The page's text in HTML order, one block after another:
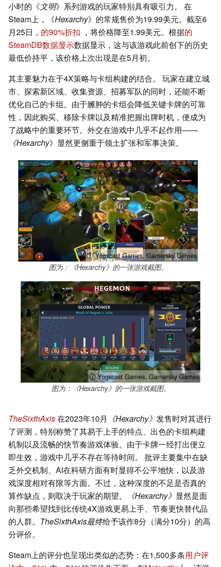
小时的《文明》系列游戏的玩家特别具有吸引力。 在
Steam上，《Hexarchy》的常规售价为19.99美元。截至6
月25日， 的90%折扣 ，将价格降至1.99美元。根据的
SteamDB数据显示数据显示，这与该游戏此前创下的历史
最低价持平，该价格上次出现是在5月初。
其主要魅力在于4X策略与卡组构建的结合。 玩家在建立城
市、探索新区域、收集资源、招募军队的同时，还能不断
优化自己的卡组。由于臃肿的卡组会降低关键卡牌的可靠
性，因此购买、移除卡牌以及精准把握出牌时机，便成为
了战略中的重要环节。外交在游戏中几乎不起作用——
《Hexarchy》显然更侧重于领土扩张和军事决策。
ⓘ Yogscast Games, Gamersky Games
图为：《Hexarchy》的一张游戏截图。
ⓘ Yogscast Games, Gamersky Games
图为：《Hexarchy》的一张游戏截图。
TheSixthAxis在2023年10月 《Hexarchy》 发售时对其进行
了评测，特别称赞了其易于上手的特点、出色的卡组构建
机制以及流畅的快节奏游戏体验。由于卡牌一经打出便立
即生效，游戏中几乎不存在等待时间。 批评主要集中在缺
乏外交机制、AI在科研方面有时显得不公平地快，以及游
戏深度相对有限等方面。不过，这种深度的不足是否真的
算作缺点，则取决于玩家的期望。
《Hexarchy》 显然是面
向那些希望找到比传统4X游戏更易上手、节奏更快替代品
的人群。 TheSixthAxis最终给予该作8分（满分10分）的高
分评价。
Steam上的评分也呈现出类似的态势：在1,500多条用户评